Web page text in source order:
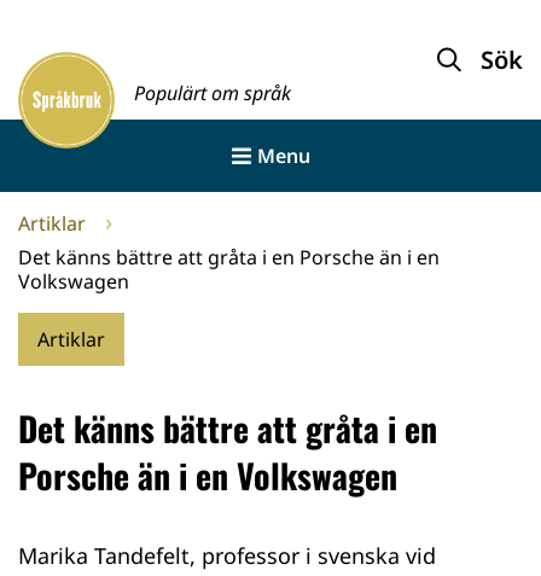
innehållet
Framsida
Populärt om språk
Sök
Menu
Artiklar
Det känns bättre att gråta i en Porsche än i en
Volkswagen
Artiklar
Det känns bättre att gråta i en
Porsche än i en Volkswagen
Marika Tandefelt, professor i svenska vid